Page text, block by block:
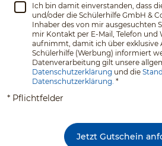
Ich bin damit einverstanden, dass
und/oder die Schülerhilfe GmbH &
Inhaber des von mir ausgesuchten
mir Kontakt per E-Mail, Telefon und
aufnimmt, damit ich über exklusive
Schülerhilfe (Werbung) informiert
Datenverarbeitung gilt unsere
Datenschutzerklärung und die
Datenschutzerklärung. *
* Pflichtfelder
Jetzt Gutschein